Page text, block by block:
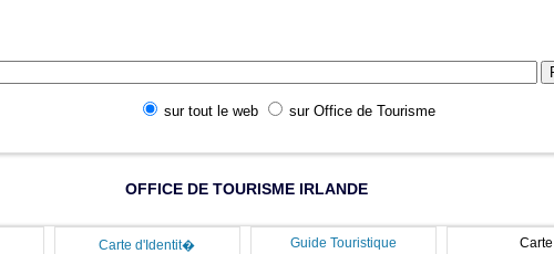
sur tout le web sur Office de Tourisme
OFFICE DE TOURISME IRLANDE
Carte d'Identit� Guide Touristique Carte